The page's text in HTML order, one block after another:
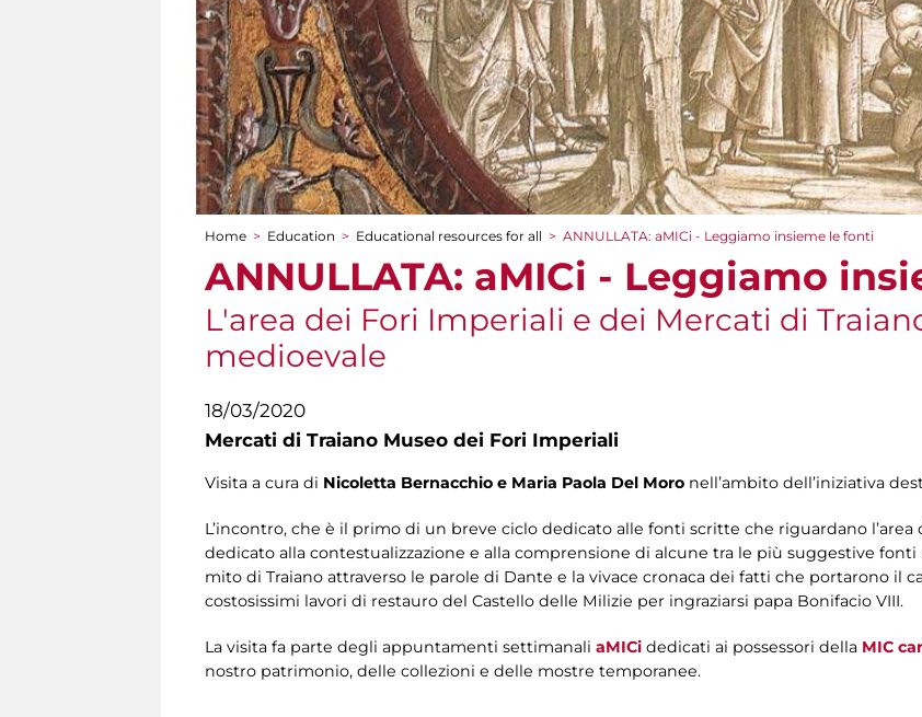
You are here
Home > Education > Educational resources for all > ANNULLATA: aMICi - Leggiamo insieme le fonti
ANNULLATA: aMICi - Leggiamo
L'area dei Fori Imperiali e dei Mercati di
medioevale
18/03/2020
Mercati di Traiano Museo dei Fori Imperiali
Visita a cura di Nicoletta Bernacchio e Maria Paola Del Moro nell’ambito dell’iniziativa
L’incontro, che è il primo di un breve ciclo dedicato alle fonti scritte che riguardano
dedicato alla contestualizzazione e alla comprensione di alcune tra le più suggestive
mito di Traiano attraverso le parole di Dante e la vivace cronaca dei fatti che portarono il
costosissimi lavori di restauro del Castello delle Milizie per ingraziarsi papa Bonifacio VIII.
La visita fa parte degli appuntamenti settimanali aMICi dedicati ai possessori della MIC
nostro patrimonio, delle collezioni e delle mostre temporanee.